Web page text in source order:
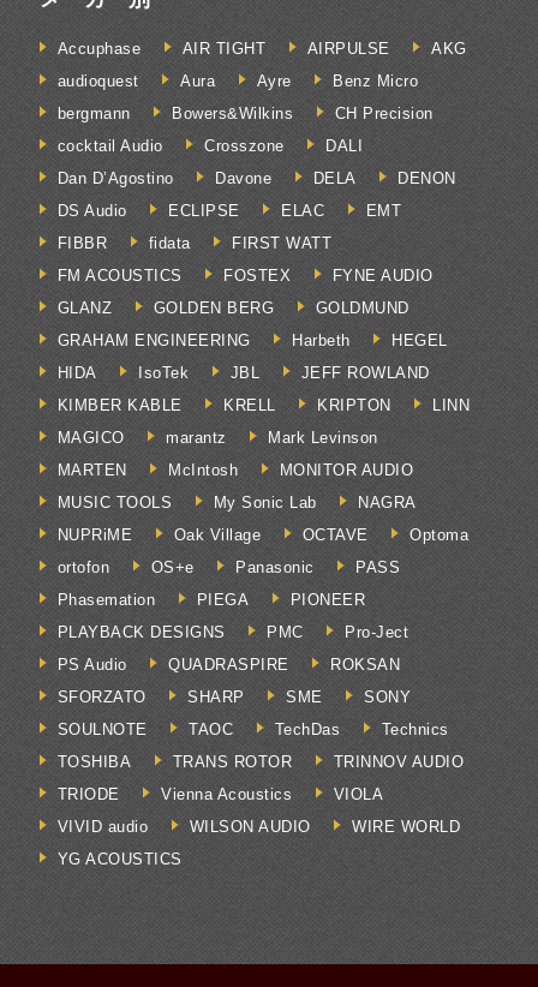
Accuphase AIR TIGHT AIRPULSE
AKG
audioquest
Aura Ayre
Benz Micro
bergmann
Bowers&Wilkins
CH Precision
cocktail Audio
Crosszone
DALI
Dan D’Agostino
Davone DELA
DENON
DS Audio
ECLIPSE ELAC
EMT
FIBBR
fidata
FIRST WATT
FM ACOUSTICS
FOSTEX
FYNE AUDIO
GLANZ
GOLDEN BERG
GOLDMUND
GRAHAM ENGINEERING
Harbeth
HEGEL
HIDA
IsoTek JBL
JEFF ROWLAND
KIMBER KABLE
KRELL KRIPTON
LINN
MAGICO
marantz
Mark Levinson
MARTEN
McIntosh
MONITOR AUDIO
MUSIC TOOLS
My Sonic Lab
NAGRA
NUPRiME
Oak Village OCTAVE
Optoma
ortofon
OS+e Panasonic
PASS
Phasemation
PIEGA
PIONEER
PLAYBACK DESIGNS
PMC
Pro-Ject
PS Audio
QUADRASPIRE
ROKSAN
SFORZATO
SHARP SME
SONY
SOULNOTE
TAOC TechDas
Technics
TOSHIBA
TRANS ROTOR
TRINNOV AUDIO
TRIODE
Vienna Acoustics
VIOLA
VIVID audio
WILSON AUDIO
WIRE WORLD
YG ACOUSTICS